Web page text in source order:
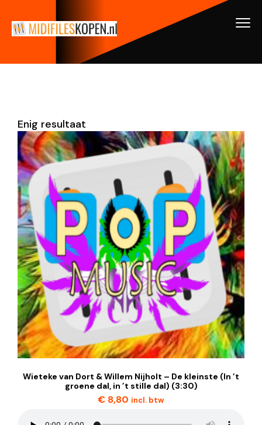
Enig resultaat
Wieteke van Dort & Willem Nijholt – De kleinste (In ’t
groene dal, in ’t stille dal) (3:30)
€ 8,80 incl. btw